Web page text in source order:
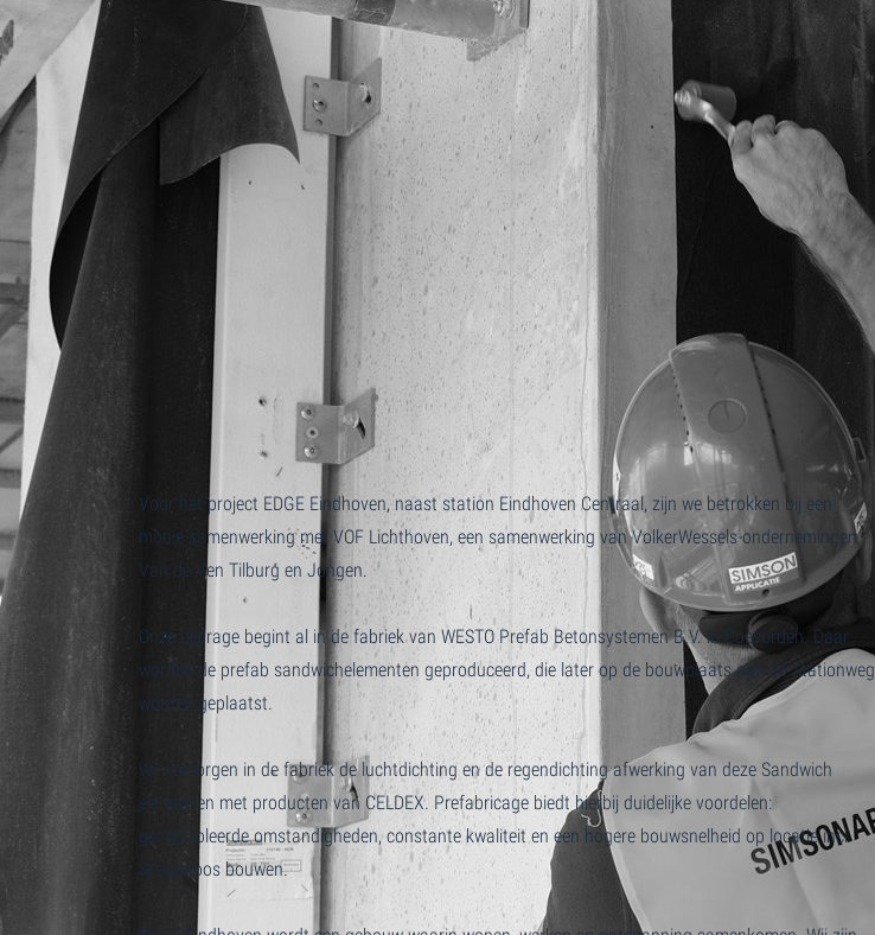
Voor het project EDGE Eindhoven, naast station Eindhoven Centraal, zijn we betrokken bij een
mooie samenwerking met VOF Lichthoven, een samenwerking van VolkerWessels-ondernemingen
Van de Ven Tilburg en Jongen.
Onze bijdrage begint al in de fabriek van WESTO Prefab Betonsystemen B.V. in Coevorden. Daar
worden de prefab sandwichelementen geproduceerd, die later op de bouwplaats aan de Stationweg
worden geplaatst.
Wij verzorgen in de fabriek de luchtdichting en de regendichting afwerking van deze Sandwich
elementen met producten van CELDEX. Prefabricage biedt hierbij duidelijke voordelen:
gecontroleerde omstandigheden, constante kwaliteit en een hogere bouwsnelheid op locatie incl
Steigerloos bouwen.